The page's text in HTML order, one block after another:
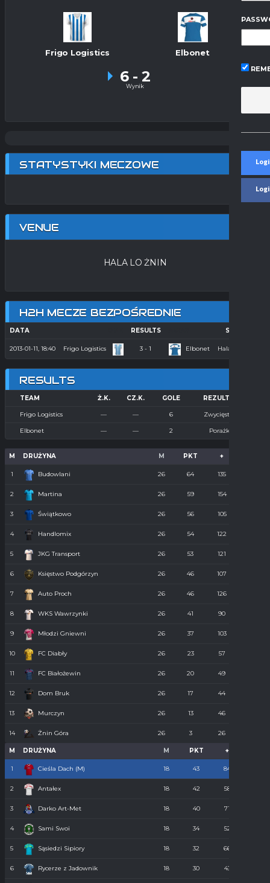
Frigo Logistics Elbonet
6 - 2
Wynik
STATYSTYKI MECZOWE
VENUE
HALA LO ŻNIN
H2H MECZE BEZPOŚREDNIE
DATA RESULTS SEASON
2013-01-11, 18:40 Frigo Logistics 3 - 1 Elbonet Hala 2012/2013
RESULTS
TEAM Ż.K. CZ.K. GOLE REZULTAT
Frigo Logistics — — 6 Zwycięstwo
Elbonet — — 2 Porażka
M DRUŻYNA M PKT +
1 Budowlani 26 64 135
2 Martina 26 59 154
3 Świątkowo 26 56 105
4 Handlomix 26 54 122
5 JKG Transport 26 53 121
6 Księstwo Podgórzyn 26 46 107
7 Auto Proch 26 46 126
8 WKS Wawrzynki 26 41 90
9 Młodzi Gniewni 26 37 103
10 FC Diabły 26 23 57
11 FC Białożewin 26 20 49
12 Dom Bruk 26 17 44
13 Murczyn 26 13 46
14 Żnin Góra 26 3 26
M DRUŻYNA M PKT +
1 Cieśla Dach (M) 18 43 84
2 Antałex 18 42 58
3 Darko Art-Met 18 40 71
4 Sami Swoi 18 34 52
5 Sąsiedzi Sipiory 18 32 66
6 Rycerze z Jadownik 18 30 43